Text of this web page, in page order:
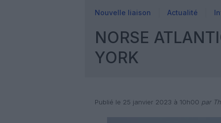
Nouvelle liaison Actualité
NORSE
YORK
Publié le 25 janvier 2023 à 10h00 par